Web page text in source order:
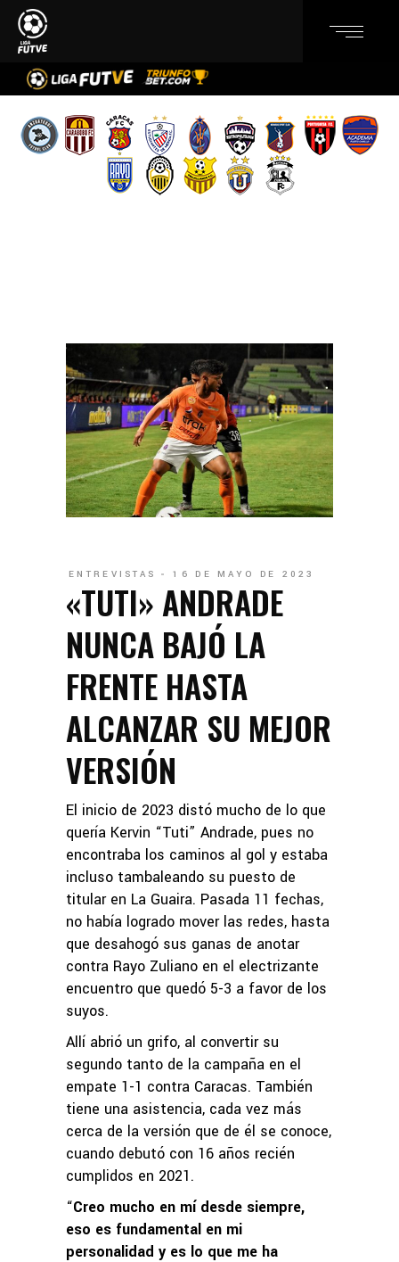
ENTREVISTAS 16 DE MAYO DE 2023
«TUTI» ANDRADE
NUNCA BAJÓ LA
FRENTE HASTA
ALCANZAR SU MEJOR
VERSIÓN
El inicio de 2023 distó mucho de lo que
quería Kervin “Tuti” Andrade, pues no
encontraba los caminos al gol y estaba
incluso tambaleando su puesto de
titular en La Guaira. Pasada 11 fechas,
no había logrado mover las redes, hasta
que desahogó sus ganas de anotar
contra Rayo Zuliano en el electrizante
encuentro que quedó 5-3 a favor de los
suyos.
Allí abrió un grifo, al convertir su
segundo tanto de la campaña en el
empate 1-1 contra Caracas. También
tiene una asistencia, cada vez más
cerca de la versión que de él se conoce,
cuando debutó con 16 años recién
cumplidos en 2021.
“Creo mucho en mí desde siempre,
eso es fundamental en mi
personalidad y es lo que me ha